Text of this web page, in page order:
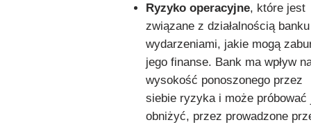
Ryzyko operacyjne, które jest
związane z działalnością
wydarzeniami, jakie mogą
jego finanse. Bank ma wpływ
wysokość ponoszonego przez
siebie ryzyka i może próbować
obniżyć, przez prowadzone